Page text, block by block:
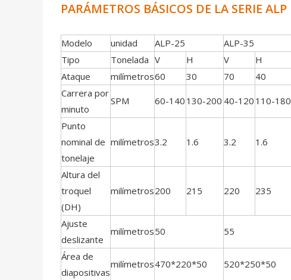
PARÁMETROS BÁSICOS DE LA SERIE ALP
Modelo unidad ALP-25 ALP-35
Tipo
Tonelada V H V H
Ataque
milímetros60 30 70 40
Carrera por
minuto
SPM 60-140 130-200 40-120 110-180
Punto
nominal de
tonelaje
milímetros3.2 1.6 3.2 1.6
Altura del
troquel
(DH)
milímetros200 215 220 235
Ajuste
deslizante
milímetros50 55
Área de
diapositivas
milímetros470*220*50 520*250*50